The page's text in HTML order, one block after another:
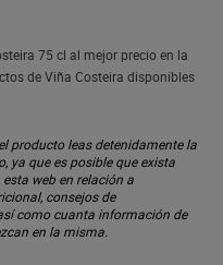
75 cl al mejor precio en la
de Viña Costeira disponibles
producto leas detenidamente la
ya que es posible que exista
web en relación a
consejos de
como cuanta información de
en la misma.